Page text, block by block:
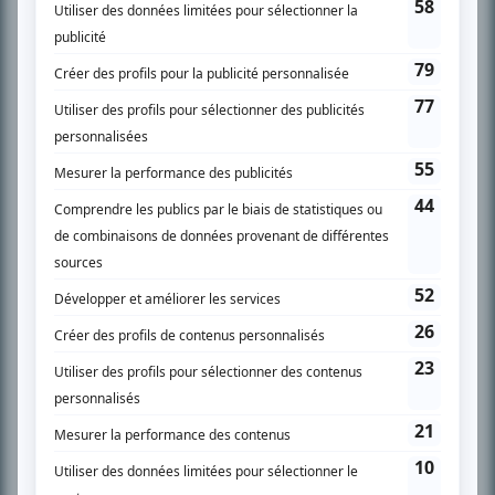
SUR LE RÉSEAU BIZZ MÉDIA
PLAN DU SITE
Accueil
Liste des oeuvres
Recherche avancée
À propos
Nous contacter
Termes et conditions
Politique de confidentialité
Gestion du consentement